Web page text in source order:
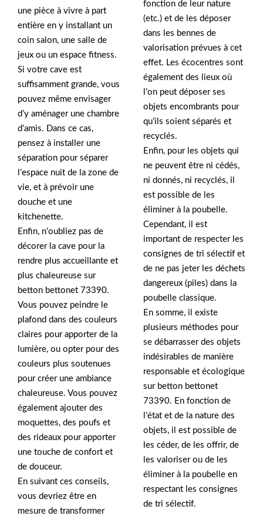
une pièce à vivre à part
entière en y installant un
coin salon, une salle de
jeux ou un espace fitness.
Si votre cave est
suffisamment grande, vous
pouvez même envisager
d’y aménager une chambre
d’amis. Dans ce cas,
pensez à installer une
séparation pour séparer
l’espace nuit de la zone de
vie, et à prévoir une
douche et une
kitchenette.
Enfin, n’oubliez pas de
décorer la cave pour la
rendre plus accueillante et
plus chaleureuse sur
betton bettonet 73390.
Vous pouvez peindre le
plafond dans des couleurs
claires pour apporter de la
lumière, ou opter pour des
couleurs plus soutenues
pour créer une ambiance
chaleureuse. Vous pouvez
également ajouter des
moquettes, des poufs et
des rideaux pour apporter
une touche de confort et
de douceur.
En suivant ces conseils,
vous devriez être en
mesure de transformer
fonction de leur nature
(etc.) et de les déposer
dans les bennes de
valorisation prévues à cet
effet. Les écocentres sont
également des lieux où
l’on peut déposer ses
objets encombrants pour
qu’ils soient séparés et
recyclés.
Enfin, pour les objets qui
ne peuvent être ni cédés,
ni donnés, ni recyclés, il
est possible de les
éliminer à la poubelle.
Cependant, il est
important de respecter les
consignes de tri sélectif et
de ne pas jeter les déchets
dangereux (piles) dans la
poubelle classique.
En somme, il existe
plusieurs méthodes pour
se débarrasser des objets
indésirables de manière
responsable et écologique
sur betton bettonet
73390. En fonction de
l’état et de la nature des
objets, il est possible de
les céder, de les offrir, de
les valoriser ou de les
éliminer à la poubelle en
respectant les consignes
de tri sélectif.